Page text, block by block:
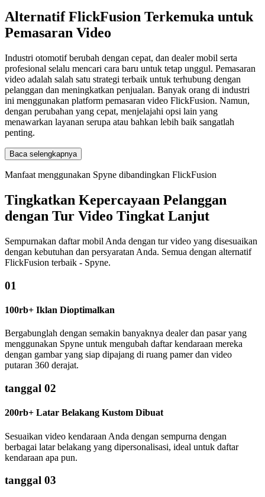
Alternatif FlickFusion Terkemuka untuk
Pemasaran Video
Industri otomotif berubah dengan cepat, dan dealer mobil serta
profesional selalu mencari cara baru untuk tetap unggul. Pemasaran
video adalah salah satu strategi terbaik untuk terhubung dengan
pelanggan dan meningkatkan penjualan. Banyak orang di industri
ini menggunakan platform pemasaran video FlickFusion. Namun,
dengan perubahan yang cepat, menjelajahi opsi lain yang
menawarkan layanan serupa atau bahkan lebih baik sangatlah
penting.
Baca selengkapnya
Manfaat menggunakan Spyne dibandingkan FlickFusion
Tingkatkan Kepercayaan Pelanggan
dengan Tur Video Tingkat Lanjut
Sempurnakan daftar mobil Anda dengan tur video yang disesuaikan
dengan kebutuhan dan persyaratan Anda. Semua dengan alternatif
FlickFusion terbaik - Spyne.
01
100rb+ Iklan Dioptimalkan
Bergabunglah dengan semakin banyaknya dealer dan pasar yang
menggunakan Spyne untuk mengubah daftar kendaraan mereka
dengan gambar yang siap dipajang di ruang pamer dan video
putaran 360 derajat.
tanggal 02
200rb+ Latar Belakang Kustom Dibuat
Sesuaikan video kendaraan Anda dengan sempurna dengan
berbagai latar belakang yang dipersonalisasi, ideal untuk daftar
kendaraan apa pun.
tanggal 03